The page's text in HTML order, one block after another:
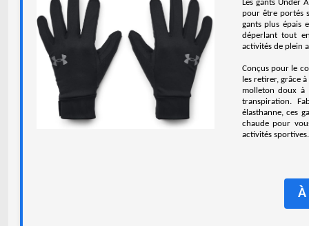
Les gants Under
pour être portés
gants plus épais
déperlant tout
activités de plein
Conçus pour le
les retirer, grâce
molleton doux
transpiration.
élasthanne, ces
chaude pour
activités sportives.